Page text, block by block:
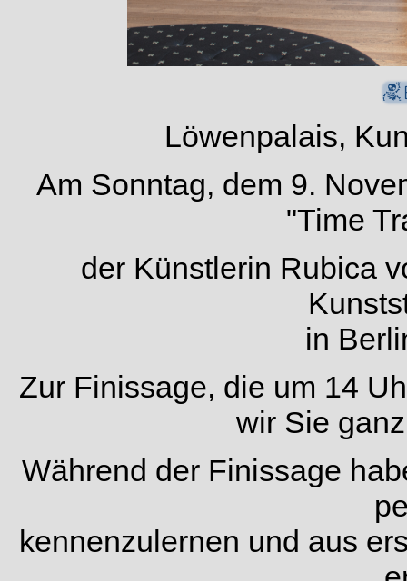
Löwenpalais,
Am Sonntag, dem 9.
"Time
der Künstlerin Rubica
in
Zur Finissage, die um 14
wir Sie
Während der Finissage
kennenzulernen und aus